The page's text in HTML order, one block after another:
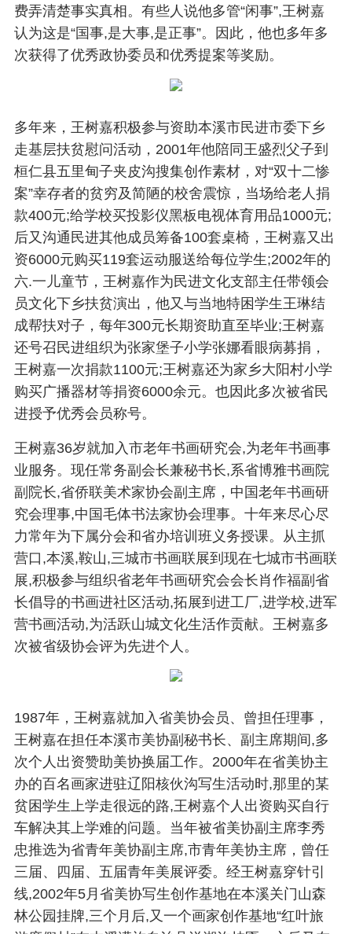
费弄清楚事实真相。有些人说他多管“闲事”,王树嘉
认为这是“国事,是大事,是正事”。因此，他也多年多
次获得了优秀政协委员和优秀提案等奖励。
多年来，王树嘉积极参与资助本溪市民进市委下乡
走基层扶贫慰问活动，2001年他陪同王盛烈父子到
桓仁县五里甸子夹皮沟搜集创作素材，对“双十二惨
案”幸存者的贫穷及简陋的校舍震惊，当场给老人捐
款400元;给学校买投影仪黑板电视体育用品1000元;
后又沟通民进其他成员筹备100套桌椅，王树嘉又出
资6000元购买119套运动服送给每位学生;2002年的
六.一儿童节，王树嘉作为民进文化支部主任带领会
员文化下乡扶贫演出，他又与当地特困学生王琳结
成帮扶对子，每年300元长期资助直至毕业;王树嘉
还号召民进组织为张家堡子小学张娜看眼病募捐，
王树嘉一次捐款1100元;王树嘉还为家乡大阳村小学
购买广播器材等捐资6000余元。也因此多次被省民
进授予优秀会员称号。
王树嘉36岁就加入市老年书画研究会,为老年书画事
业服务。现任常务副会长兼秘书长,系省博雅书画院
副院长,省侨联美术家协会副主席，中国老年书画研
究会理事,中国毛体书法家协会理事。十年来尽心尽
力常年为下属分会和省办培训班义务授课。从主抓
营口,本溪,鞍山,三城市书画联展到现在七城市书画联
展,积极参与组织省老年书画研究会会长肖作福副省
长倡导的书画进社区活动,拓展到进工厂,进学校,进军
营书画活动,为活跃山城文化生活作贡献。王树嘉多
次被省级协会评为先进个人。
1987年，王树嘉就加入省美协会员、曾担任理事，
王树嘉在担任本溪市美协副秘书长、副主席期间,多
次个人出资赞助美协换届工作。2000年在省美协主
办的百名画家进驻辽阳核伙沟写生活动时,那里的某
贫困学生上学走很远的路,王树嘉个人出资购买自行
车解决其上学难的问题。当年被省美协副主席李秀
忠推选为省青年美协副主席,市青年美协主席，曾任
三届、四届、五届青年美展评委。经王树嘉穿针引
线,2002年5月省美协写生创作基地在本溪关门山森
林公园挂牌,三个月后,又一个画家创作基地“红叶旅